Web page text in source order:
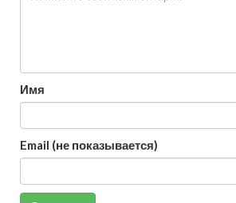
Имя
Email (не показывается)